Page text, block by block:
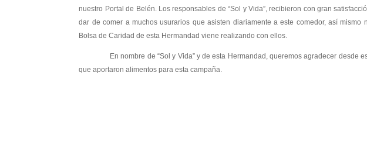
nuestro Portal de Belén. Los responsables de “Sol y Vida”, recibieron con gran
dar de comer a muchos usurarios que asisten diariamente a este comedor, así
Bolsa de Caridad de esta Hermandad viene realizando con ellos.
En nombre de “Sol y Vida” y de esta Hermandad, queremos agradecer desde
que aportaron alimentos para esta campaña.